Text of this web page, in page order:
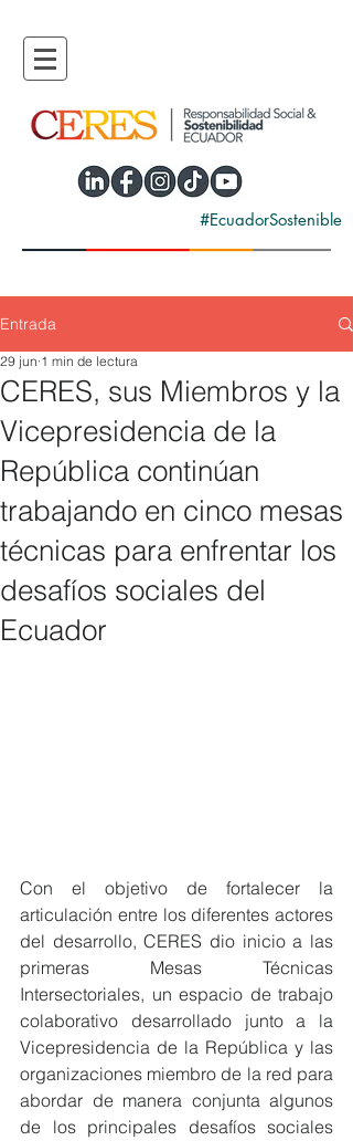
#EcuadorSostenible
Entrada
CERES, sus Miembros y la
Vicepresidencia de la
República continúan
trabajando en cinco mesas
técnicas para enfrentar los
desafíos sociales del
Ecuador
29 jun 1 min de lectura
Con el objetivo de fortalecer la
articulación entre los diferentes actores
del desarrollo, CERES dio inicio a las
primeras Mesas Técnicas
Intersectoriales, un espacio de trabajo
colaborativo desarrollado junto a la
Vicepresidencia de la República y las
organizaciones miembro de la red para
abordar de manera conjunta algunos
de los principales desafíos sociales